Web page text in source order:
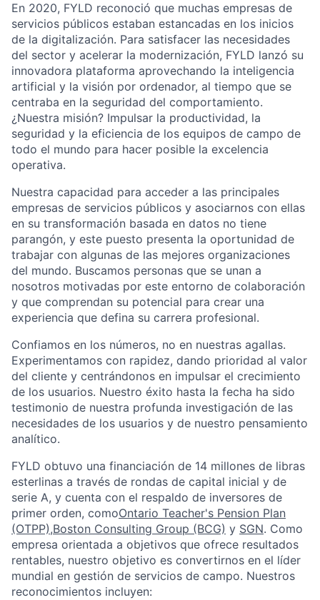
En 2020, FYLD reconoció que muchas empresas de
servicios públicos estaban estancadas en los inicios
de la digitalización. Para satisfacer las necesidades
del sector y acelerar la modernización, FYLD lanzó su
innovadora plataforma aprovechando la inteligencia
artificial y la visión por ordenador, al tiempo que se
centraba en la seguridad del comportamiento.
¿Nuestra misión? Impulsar la productividad, la
seguridad y la eficiencia de los equipos de campo de
todo el mundo para hacer posible la excelencia
operativa.
Nuestra capacidad para acceder a las principales
empresas de servicios públicos y asociarnos con ellas
en su transformación basada en datos no tiene
parangón, y este puesto presenta la oportunidad de
trabajar con algunas de las mejores organizaciones
del mundo. Buscamos personas que se unan a
nosotros motivadas por este entorno de colaboración
y que comprendan su potencial para crear una
experiencia que defina su carrera profesional.
Confiamos en los números, no en nuestras agallas.
Experimentamos con rapidez, dando prioridad al valor
del cliente y centrándonos en impulsar el crecimiento
de los usuarios. Nuestro éxito hasta la fecha ha sido
testimonio de nuestra profunda investigación de las
necesidades de los usuarios y de nuestro pensamiento
analítico.
FYLD obtuvo una financiación de 14 millones de libras
esterlinas a través de rondas de capital inicial y de
serie A, y cuenta con el respaldo de inversores de
primer orden, comoOntario Teacher's Pension Plan
(OTPP),Boston Consulting Group (BCG) y SGN. Como
empresa orientada a objetivos que ofrece resultados
rentables, nuestro objetivo es convertirnos en el líder
mundial en gestión de servicios de campo. Nuestros
reconocimientos incluyen: